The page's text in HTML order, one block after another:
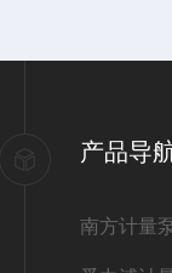
产品导
南方计量